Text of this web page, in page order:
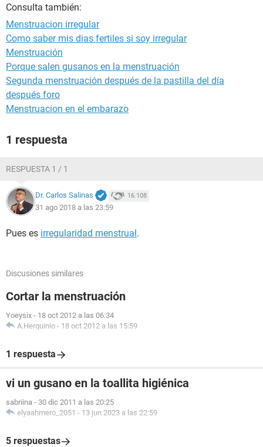
Consulta también:
Menstruacion irregular
Como saber mis dias fertiles si soy irregular
Menstruación
Porque salen gusanos en la menstruación
Segunda menstruación después de la pastilla del día
después foro
Menstruacion en el embarazo
1 respuesta
RESPUESTA 1 / 1
Dr. Carlos Salinas 16.108
31 ago 2018 a las 23:59
Pues es irregularidad menstrual.
Discusiones similares
Cortar la menstruación
Yoeysix - 18 oct 2012 a las 06:34
A.Herquinio - 18 oct 2012 a las 15:59
1 respuesta
vi un gusano en la toallita higiénica
sabriina - 30 dic 2011 a las 20:25
elyaahmero_2051 - 13 jun 2023 a las 22:59
5 respuestas